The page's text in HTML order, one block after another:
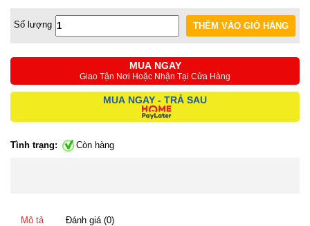
Số lượng
MUA NGAY
Giao Tận Nơi Hoặc Nhận Tại Cửa Hàng
MUA NGAY - TRẢ SAU
Tình trạng: Còn hàng
Mô tả Đánh giá (0)